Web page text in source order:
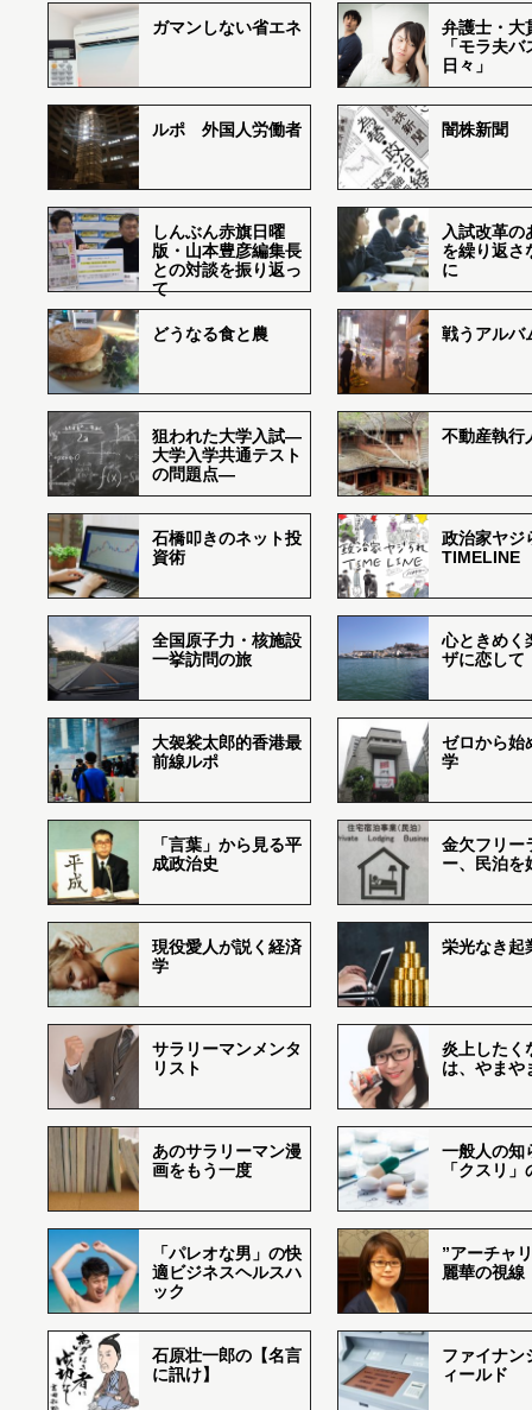
ガマンしない省エネ
弁護士・大
「モラ夫
日々」
ルポ 外国人労働者 闇株新聞
しんぶん赤旗日曜
版・山本豊彦編集長
との対談を振り返っ
て
入試改革の
を繰り返さ
に
どうなる食と農 戦うアルバ
狙われた大学入試―
大学入学共通テスト
の問題点―
不動産執行
石橋叩きのネット投
資術
政治家ヤジ
TIMELINE
全国原子力・核施設
一挙訪問の旅
心ときめく
ザに恋して
大袈裟太郎的香港最
前線ルポ
ゼロから始
学
「言葉」から見る平
成政治史
金欠フリー
ー、民泊を
現役愛人が説く経済
学
栄光なき起
サラリーマンメンタ
リスト
炎上したく
は、やまや
あのサラリーマン漫
画をもう一度
一般人の知
「クスリ
「パレオな男」の快
適ビジネスヘルスハ
ック
”アーチャ
麗華の視線
石原壮一郎の【名言
に訊け】
ファイナン
ィールド